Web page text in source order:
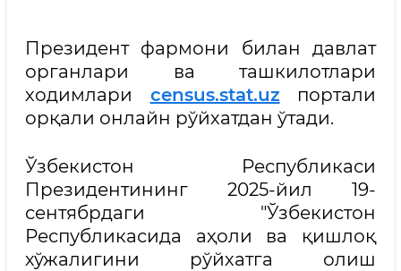
Президент фармони билан давлат
органлари ва ташкилотлари
ходимлари census.stat.uz портали
орқали онлайн рўйхатдан ўтади.
Ўзбекистон Республикаси
Президентининг 2025-йил 19-
сентябрдаги "Ўзбекистон
Республикасида аҳоли ва қишлоқ
хўжалигини рўйхатга олиш